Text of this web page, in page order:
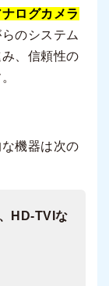
ログカメラ
のシステム
、信頼性の
機器は次の
HD-TVIな